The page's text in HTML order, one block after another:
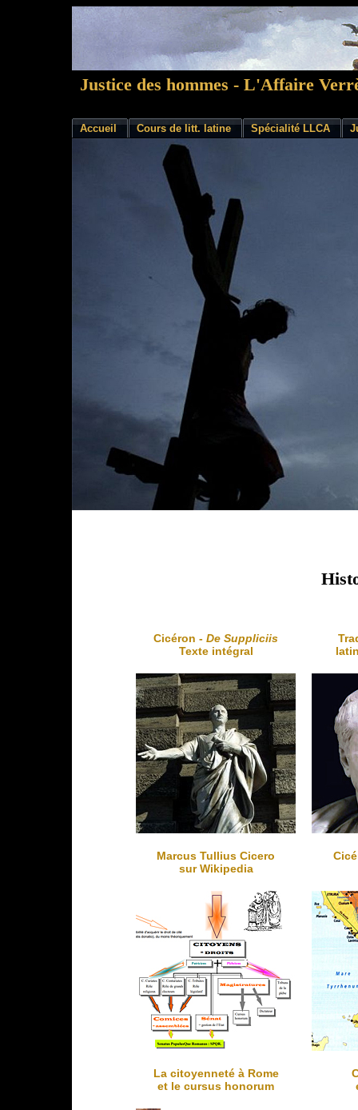
Justice des hommes - L'Affaire
Accueil Cours de litt. latine Spécialité LLCA
Cicéron - De Suppliciis
Texte intégral
Marcus Tullius Cicero
sur Wikipedia
La citoyenneté à Rome
et le cursus honorum